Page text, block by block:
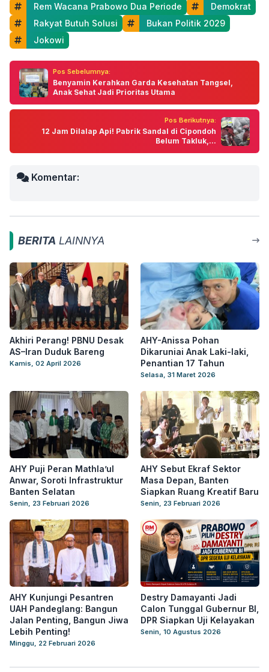
Rem Wacana Prabowo Dua Periode
Demokrat
Rakyat Butuh Solusi
Bukan Politik 2029
Jokowi
Pos Sebelumnya:
Benyamin Kerahkan Garda Kesehatan Tangsel,
Anak Sehat Jadi Prioritas Utama
Pos Berikutnya:
12 Jam Dilalap Api! Pabrik Sandal di Cipondoh
Belum Takluk,...
Komentar:
BERITA LAINNYA
Akhiri Perang! PBNU Desak
AS–Iran Duduk Bareng
Kamis, 02 April 2026
AHY-Anissa Pohan
Dikaruniai Anak Laki-laki,
Penantian 17 Tahun
Selasa, 31 Maret 2026
AHY Puji Peran Mathla’ul
Anwar, Soroti Infrastruktur
Banten Selatan
Senin, 23 Februari 2026
AHY Sebut Ekraf Sektor
Masa Depan, Banten
Siapkan Ruang Kreatif Baru
Senin, 23 Februari 2026
AHY Kunjungi Pesantren
UAH Pandeglang: Bangun
Jalan Penting, Bangun Jiwa
Lebih Penting!
Minggu, 22 Februari 2026
Destry Damayanti Jadi
Calon Tunggal Gubernur BI,
DPR Siapkan Uji Kelayakan
Senin, 10 Agustus 2026